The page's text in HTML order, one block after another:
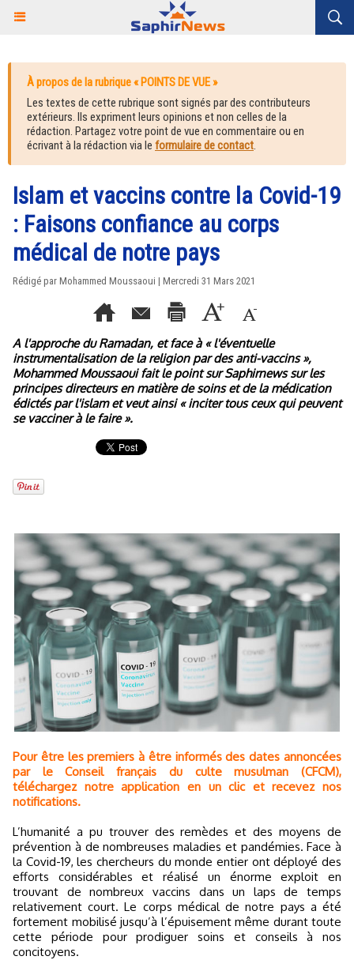
À propos de la rubrique « POINTS DE VUE »
Les textes de cette rubrique sont signés par des contributeurs
extérieurs. Ils expriment leurs opinions et non celles de la
rédaction. Partagez votre point de vue en commentaire ou en
écrivant à la rédaction via le formulaire de contact.
Islam et vaccins contre la Covid-19
: Faisons confiance au corps
médical de notre pays
Rédigé par Mohammed Moussaoui | Mercredi 31 Mars 2021
A l'approche du Ramadan, et face à « l'éventuelle
instrumentalisation de la religion par des anti-vaccins »,
Mohammed Moussaoui fait le point sur Saphirnews sur les
principes directeurs en matière de soins et de la médication
édictés par l'islam et veut ainsi « inciter tous ceux qui peuvent
se vacciner à le faire ».
Pour être les premiers à être informés des dates annoncées
par le Conseil français du culte musulman (CFCM),
téléchargez notre application en un clic et recevez nos
notifications.
L’humanité a pu trouver des remèdes et des moyens de
prévention à de nombreuses maladies et pandémies. Face à
la Covid-19, les chercheurs du monde entier ont déployé des
efforts considérables et réalisé un énorme exploit en
trouvant de nombreux vaccins dans un laps de temps
relativement court. Le corps médical de notre pays a été
fortement mobilisé jusqu’à l’épuisement même durant toute
cette période pour prodiguer soins et conseils à nos
concitoyens.